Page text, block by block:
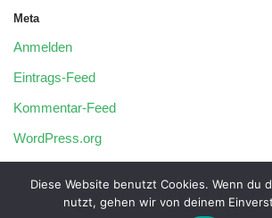
Meta
Anmelden
Eintrags-Feed
Kommentar-Feed
WordPress.org
Diese Website benutzt Cookies. Wenn du
nutzt, gehen wir von deinem